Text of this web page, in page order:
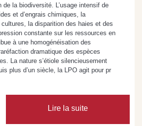
de la biodiversité. L’usage intensif de
et d’engrais chimiques, la
la disparition des haies et des
constante sur les ressources en
à une homogénéisation des
dramatique des espèces
La nature s’étiole silencieusement
plus d’un siècle, la LPO agit pour pr
Lire la suite